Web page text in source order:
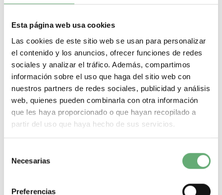
Esta página web usa cookies
Las cookies de este sitio web se usan para personalizar
el contenido y los anuncios, ofrecer funciones de redes
sociales y analizar el tráfico. Además, compartimos
información sobre el uso que haga del sitio web con
nuestros partners de redes sociales, publicidad y análisis
web, quienes pueden combinarla con otra información
que les haya proporcionado o que hayan recopilado a
partir del uso que haya hecho de sus servicios.
Necesarias
Preferencias
Enclavamiento mecánico TeSys
island
Enclavamiento mecánico TeSys island de Schneider Electric.
Encuentra todas las referencias de Schneider Electric al mejor precio
de internet en Cadenza Electric. Tenemos todo tipo de
Enclavamiento mecánico TeSys island en nuestro almacén de
material eléctrico. Nuestra tienda de material eléctrico es el
distribuidor Schneider pensado para hacer de tus compras de
material eléctrico un proceso rápido, sencillo, seguro, y con la mejor
oferta de internet.
Filtrar por
¿Que necesitas? A continuación te dejamos lo más
Magnetotermicos de 1 p+n
Magnetotermicos de 4 polos